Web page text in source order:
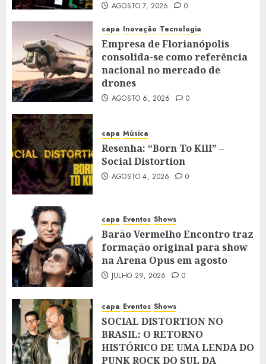
AGOSTO 7, 2026 0
capa Inovação Tecnologia
Empresa de Florianópolis
consolida-se como referência
nacional no mercado de
drones
AGOSTO 6, 2026 0
capa Música
Resenha: “Born To Kill” –
Social Distortion
AGOSTO 4, 2026 0
capa Eventos Shows
Barão Vermelho Encontro traz
formação original para show
na Arena Opus em agosto
JULHO 29, 2026 0
capa Eventos Shows
SOCIAL DISTORTION NO
BRASIL: O RETORNO
HISTÓRICO DE UMA LENDA DO
PUNK ROCK DO SUL DA